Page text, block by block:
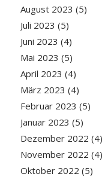
August 2023 (5)
Juli 2023 (5)
Juni 2023 (4)
Mai 2023 (5)
April 2023 (4)
März 2023 (4)
Februar 2023 (5)
Januar 2023 (5)
Dezember 2022 (4)
November 2022 (4)
Oktober 2022 (5)